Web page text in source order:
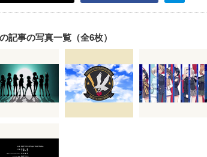
記事の写真一覧（全6枚）